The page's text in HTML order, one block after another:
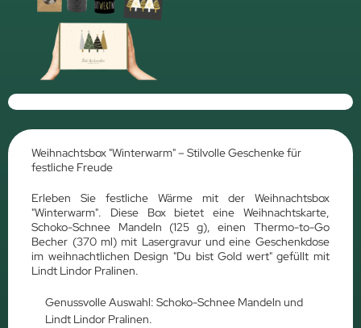
Weihnachtsbox "Winterwarm" – Stilvolle Geschenke für
festliche Freude
Erleben Sie festliche Wärme mit der Weihnachtsbox
"Winterwarm". Diese Box bietet eine Weihnachtskarte,
Schoko-Schnee Mandeln (125 g), einen Thermo-to-Go
Becher (370 ml) mit Lasergravur und eine Geschenkdose
im weihnachtlichen Design "Du bist Gold wert" gefüllt mit
Lindt Lindor Pralinen.
Genussvolle Auswahl: Schoko-Schnee Mandeln und
Lindt Lindor Pralinen.